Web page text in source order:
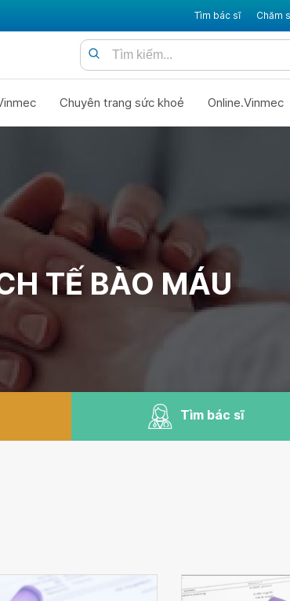
Tìm bác sĩ Chăm
Chuyên trang sức khoẻ Online.Vinmec
TẾ BÀO MÁU
Tìm bác sĩ